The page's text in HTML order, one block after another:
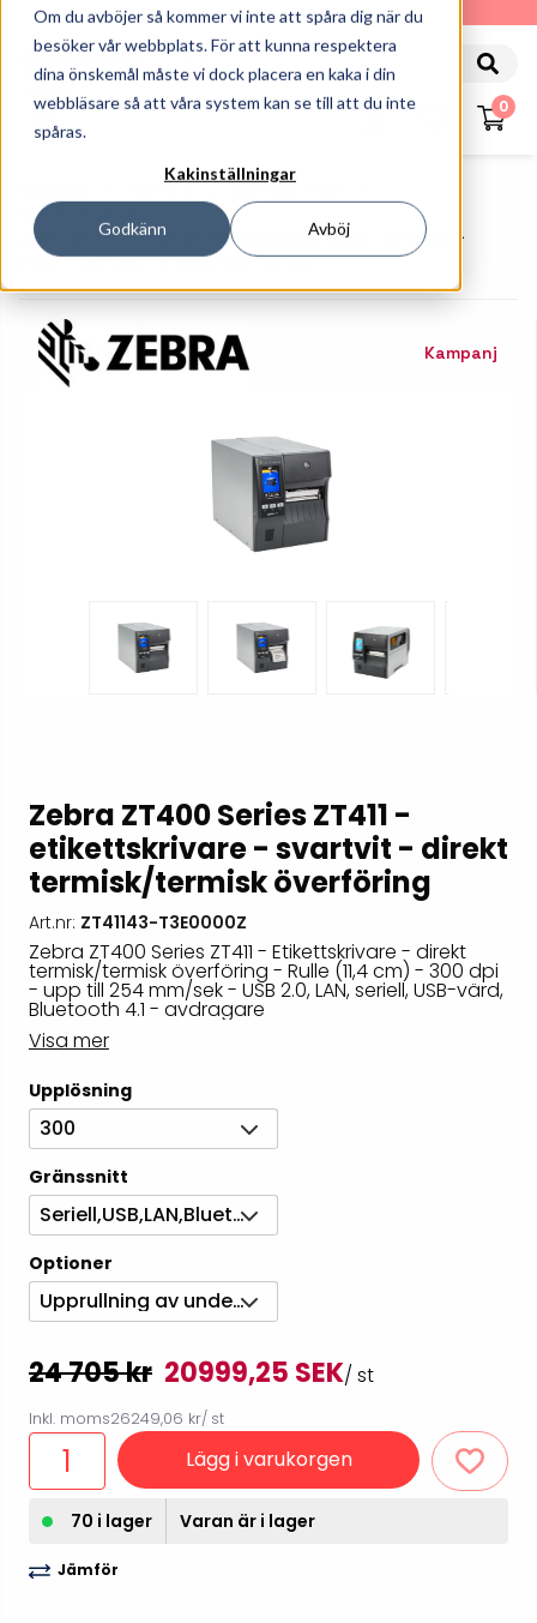
Om du avböjer så kommer vi inte att spåra dig när du
besöker vår webbplats. För att kunna respektera
dina önskemål måste vi dock placera en kaka i din
webbläsare så att våra system kan se till att du inte
spåras.
Kakinställningar
Godkänn Avböj
010-162 61 90
0
Skrivare
Etikettskrivare
Mellanklasskrivare
Zebra ZT400 Series ZT411 - Etikettskrivare - Svartvit -
Direkt Termisk/termisk Överföring
Kampanj
Zebra ZT400 Series ZT411 -
etikettskrivare - svartvit - direkt
termisk/termisk överföring
Art.nr: ZT41143-T3E0000Z
Zebra ZT400 Series ZT411 - Etikettskrivare - direkt
termisk/termisk överföring - Rulle (11,4 cm) - 300 dpi
- upp till 254 mm/sek - USB 2.0, LAN, seriell, USB-värd,
Bluetooth 4.1 - avdragare
Visa mer
Upplösning
300
Gränssnitt
Seriell,USB,LAN,Bluetooth
Optioner
Upprullning av underpapper, Dispenser
24 705 kr 20999,25 SEK/ st
Inkl. moms26249,06 kr/ st
Lägg i varukorgen
70 i lager Varan är i lager
Jämför